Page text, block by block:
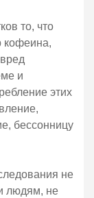
то, что
кофеина,
и
этих
бессонницу
не
людям, не